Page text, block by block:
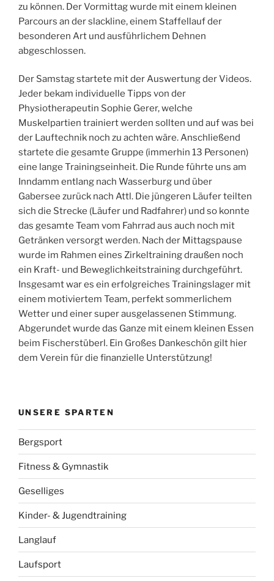
zu können. Der Vormittag wurde mit einem kleinen
Parcours an der slackline, einem Staffellauf der
besonderen Art und ausführlichem Dehnen
abgeschlossen.
Der Samstag startete mit der Auswertung der Videos.
Jeder bekam individuelle Tipps von der
Physiotherapeutin Sophie Gerer, welche
Muskelpartien trainiert werden sollten und auf was bei
der Lauftechnik noch zu achten wäre. Anschließend
startete die gesamte Gruppe (immerhin 13 Personen)
eine lange Trainingseinheit. Die Runde führte uns am
Inndamm entlang nach Wasserburg und über
Gabersee zurück nach Attl. Die jüngeren Läufer teilten
sich die Strecke (Läufer und Radfahrer) und so konnte
das gesamte Team vom Fahrrad aus auch noch mit
Getränken versorgt werden. Nach der Mittagspause
wurde im Rahmen eines Zirkeltraining draußen noch
ein Kraft- und Beweglichkeitstraining durchgeführt.
Insgesamt war es ein erfolgreiches Trainingslager mit
einem motiviertem Team, perfekt sommerlichem
Wetter und einer super ausgelassenen Stimmung.
Abgerundet wurde das Ganze mit einem kleinen Essen
beim Fischerstüberl. Ein Großes Dankeschön gilt hier
dem Verein für die finanzielle Unterstützung!
UNSERE SPARTEN
Bergsport
Fitness & Gymnastik
Geselliges
Kinder- & Jugendtraining
Langlauf
Laufsport